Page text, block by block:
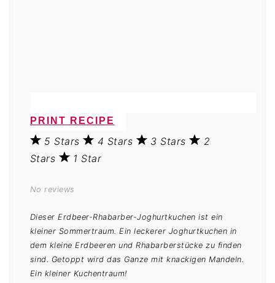
PRINT RECIPE
5 Stars 4 Stars 3 Stars
2
Stars
1 Star
No reviews
Dieser Erdbeer-Rhabarber-Joghurtkuchen ist ein
kleiner Sommertraum. Ein leckerer Joghurtkuchen in
dem kleine Erdbeeren und Rhabarberstücke zu finden
sind. Getoppt wird das Ganze mit knackigen Mandeln.
Ein kleiner Kuchentraum!